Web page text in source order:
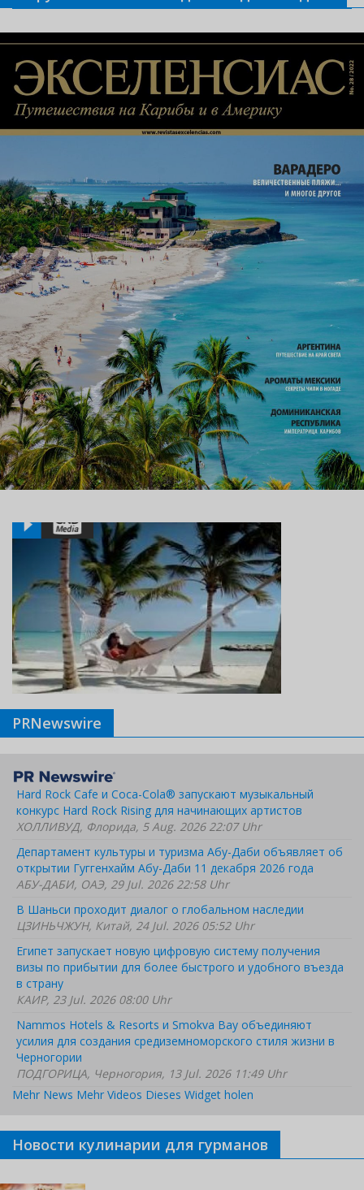
PRNewswire
Hard Rock Cafe и Coca-Cola® запускают музыкальный
конкурс Hard Rock Rising для начинающих артистов
ХОЛЛИВУД, Флорида, 5 Aug. 2026 22:07 Uhr
Департамент культуры и туризма Абу-Даби объявляет об
открытии Гуггенхайм Абу-Даби 11 декабря 2026 года
АБУ-ДАБИ, ОАЭ, 29 Jul. 2026 22:58 Uhr
В Шаньси проходит диалог о глобальном наследии
ЦЗИНЬЧЖУН, Китай, 24 Jul. 2026 05:52 Uhr
Египет запускает новую цифровую систему получения
визы по прибытии для более быстрого и удобного въезда
в страну
КАИР, 23 Jul. 2026 08:00 Uhr
Nammos Hotels & Resorts и Smokva Bay объединяют
усилия для создания средиземноморского стиля жизни в
Черногории
ПОДГОРИЦА, Черногория, 13 Jul. 2026 11:49 Uhr
Mehr News Mehr Videos Dieses Widget holen
Новости кулинарии для гурманов